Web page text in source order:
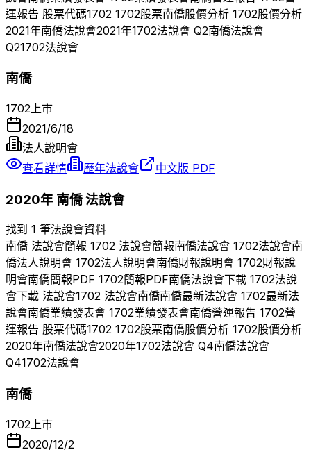
運報告 股票代碼1702 1702股票南僑股價分析 1702股價分析
2021年南僑法說會2021年1702法說會 Q2南僑法說會
Q21702法說會
南僑
1702上市
2021/6/18
法人說明會
查看詳情
歷年法說會 中文版 PDF
2020年 南僑法說會
找到 1 筆法說會資料
南僑 法說會簡報 1702 法說會簡報南僑法說會 1702法說會南
僑法人說明會 1702法人說明會南僑財報說明會 1702財報說
明會南僑簡報PDF 1702簡報PDF南僑法說會下載 1702法說
會下載 法說會1702 法說會南僑南僑最新法說會 1702最新法
說會南僑業績發表會 1702業績發表會南僑營運報告 1702營
運報告 股票代碼1702 1702股票南僑股價分析 1702股價分析
2020年南僑法說會2020年1702法說會 Q4南僑法說會
Q41702法說會
南僑
1702 上市
2020/12/2